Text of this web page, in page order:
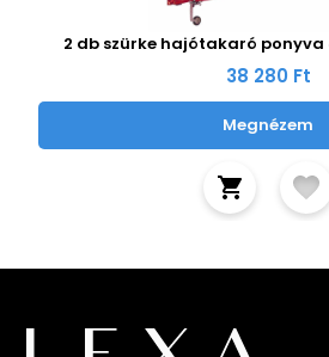
2 db szürke hajótakaró ponyva
38 280 Ft
Megnézem